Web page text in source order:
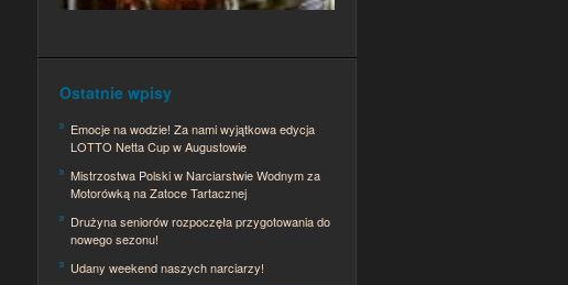
Ostatnie wpisy
Emocje na wodzie! Za nami wyjątkowa edycja
LOTTO Netta Cup w Augustowie
Mistrzostwa Polski w Narciarstwie Wodnym za
Motorówką na Zatoce Tartacznej
Drużyna seniorów rozpoczęła przygotowania do
nowego sezonu!
Udany weekend naszych narciarzy!